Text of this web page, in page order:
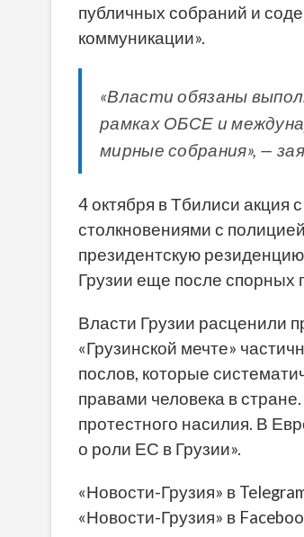
публичных собраний и
коммуникации».
«Власти обязаны
рамках ОБСЕ и
мирные собрания», —
4 октября в Тбилиси
столкновениями с
президентскую
Грузии еще после спорных
Власти Грузии расценили
«Грузинской мечте»
послов, которые
правами человека в
протестного насилия. В
о роли ЕС в Грузии».
«Новости-Грузия» в
«Новости-Грузия» в